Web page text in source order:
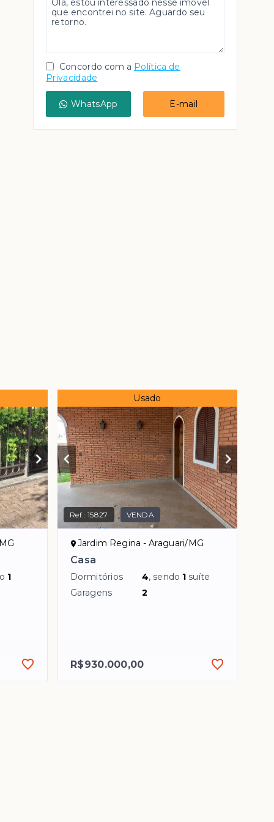
Concordo com a Política de
Privacidade
WhatsApp E-mail
1
Usado
Ref.:15827 VENDA
Jardim Regina - Araguari/MG
Casa
Dormitórios 4, sendo 1 suíte
Garagens
2
R$930.000,00